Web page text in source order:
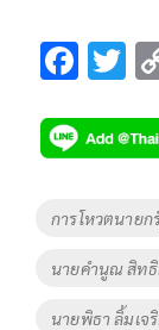
F
e
b
o
o
k
T
tt
er
Tags
การโหวตนาย
นายคำนูณ สิท
นายพิธา ลิ้มเจ